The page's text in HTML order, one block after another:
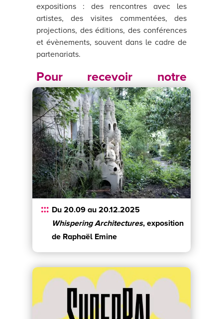
expositions : des rencontres avec les
artistes, des visites commentées, des
projections, des éditions, des conférences
et évènements, souvent dans le cadre de
partenariats.
Pour recevoir notre
newsletter
Du 20.09 au 20.12.2025
Whispering Architectures, exposition
de Raphaël Emine